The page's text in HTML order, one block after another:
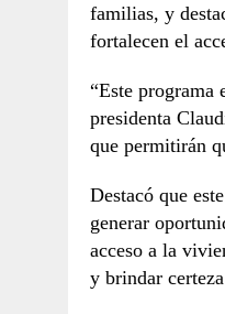
familias, y
fortalecen el
“Este programa
presidenta
que permitirán
Destacó que
generar
acceso a la
y brindar